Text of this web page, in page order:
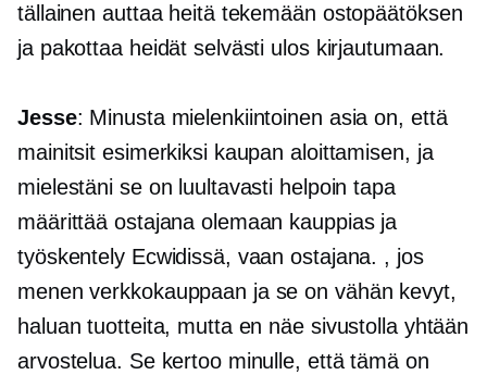
tällainen auttaa heitä tekemään ostopäätöksen
ja pakottaa heidät selvästi ulos kirjautumaan.
Jesse: Minusta mielenkiintoinen asia on, että
mainitsit esimerkiksi kaupan aloittamisen, ja
mielestäni se on luultavasti helpoin tapa
määrittää ostajana olemaan kauppias ja
työskentely Ecwidissä, vaan ostajana. , jos
menen verkkokauppaan ja se on vähän kevyt,
haluan tuotteita, mutta en näe sivustolla yhtään
arvostelua. Se kertoo minulle, että tämä on